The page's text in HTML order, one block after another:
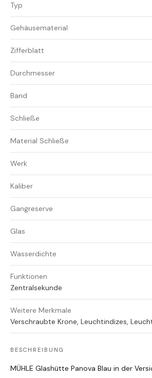
Typ
Gehäusematerial
Zifferblatt
Durchmesser
Band
Schließe
Material Schließe
Werk
Kaliber
Gangreserve
Glas
Wasserdichte
Funktionen
Zentralsekunde
Weitere Merkmale
Verschraubte Krone, Leuchtindizes,
BESCHREIBUNG
MÜHLE Glashütte Panova Blau in der